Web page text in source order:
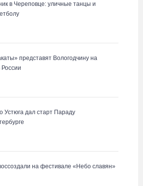
в Череповце: уличные танцы и
представят Вологодчину на
Устюга дал старт Параду
на фестивале «Небо славян»